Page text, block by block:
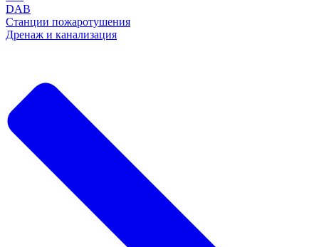
DAB
Станции пожаротушения
Дренаж и канализация